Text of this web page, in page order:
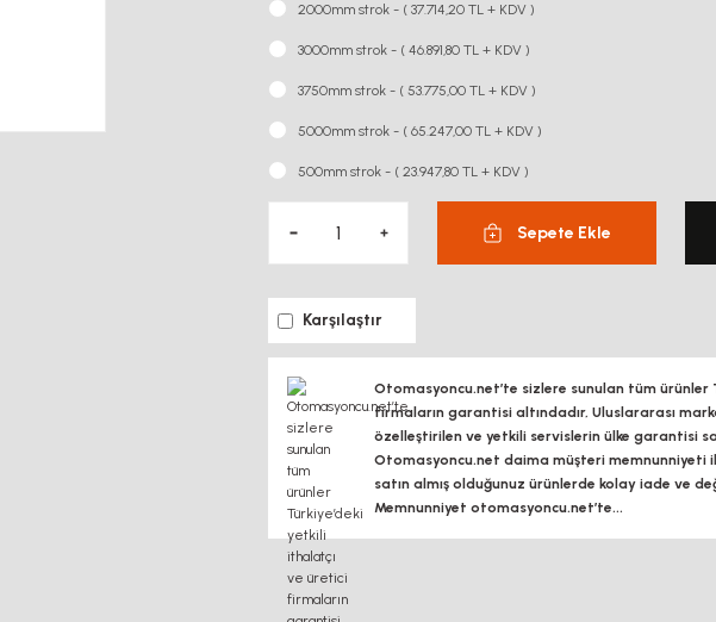
2000mm strok - ( 37.714,20 TL + KDV )
3000mm strok - ( 46.891,80 TL + KDV )
3750mm strok - ( 53.775,00 TL + KDV )
5000mm strok - ( 65.247,00 TL + KDV )
500mm strok - ( 23.947,80 TL + KDV )
Sepete Ekle
Karşılaştır
Otomasyoncu.net’te sizlere sunulan tüm ürünler
firmaların garantisi altındadır, Uluslararası
özelleştirilen ve yetkili servislerin ülke garantisi
Otomasyoncu.net daima müşteri memnunniyeti
satın almış olduğunuz ürünlerde kolay iade ve
Memnunniyet otomasyoncu.net’te...